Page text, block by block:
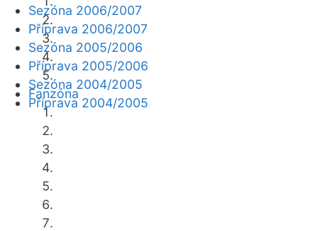
Fanzóna
Sezóna 2006/2007
Příprava 2006/2007
Sezóna 2005/2006
Příprava 2005/2006
Sezóna 2004/2005
Příprava 2004/2005